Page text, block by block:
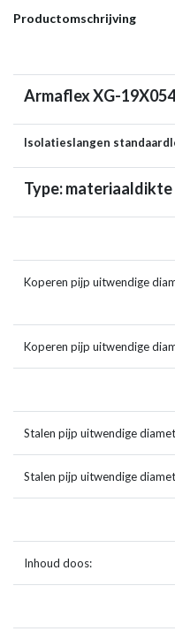
Productomschrijving
Armaflex XG-
Isolatieslangen
Type: materiaaldikte
Koperen pijp uitwendige
Koperen pijp uitwendige
Stalen pijp uitwendige
Stalen pijp uitwendige
Inhoud doos: